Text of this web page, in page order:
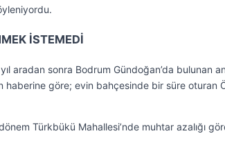
İSTEMEDİ
aradan sonra Bodrum Gündoğan’da bulunan
haberine göre; evin bahçesinde bir süre
Türkbükü Mahallesi’nde muhtar azalığı